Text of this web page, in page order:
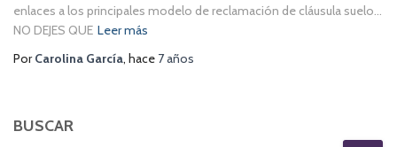
enlaces a los principales modelo de reclamación de cláusula suelo…
NO DEJES QUE Leer más
PorCarolina García, hace 7 años
BUSCAR